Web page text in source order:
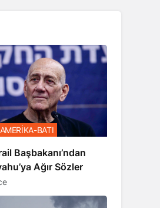
Başbakanı’ndan
Ağır Sözler
BATI